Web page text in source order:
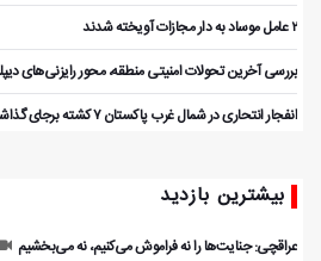
۲ عامل موساد به دار مجازات آویخته شدند
بررسی آخرین تحولات امنیتی منطقه، محور رایزنی‌های
انفجار انتحاری در شمال غرب پاکستان ۷ کشته برجای گذاشت
بیشترین بازدید
عراقچی: جنایت‌ها را نه فراموش می‌کنیم، نه می‌بخشیم